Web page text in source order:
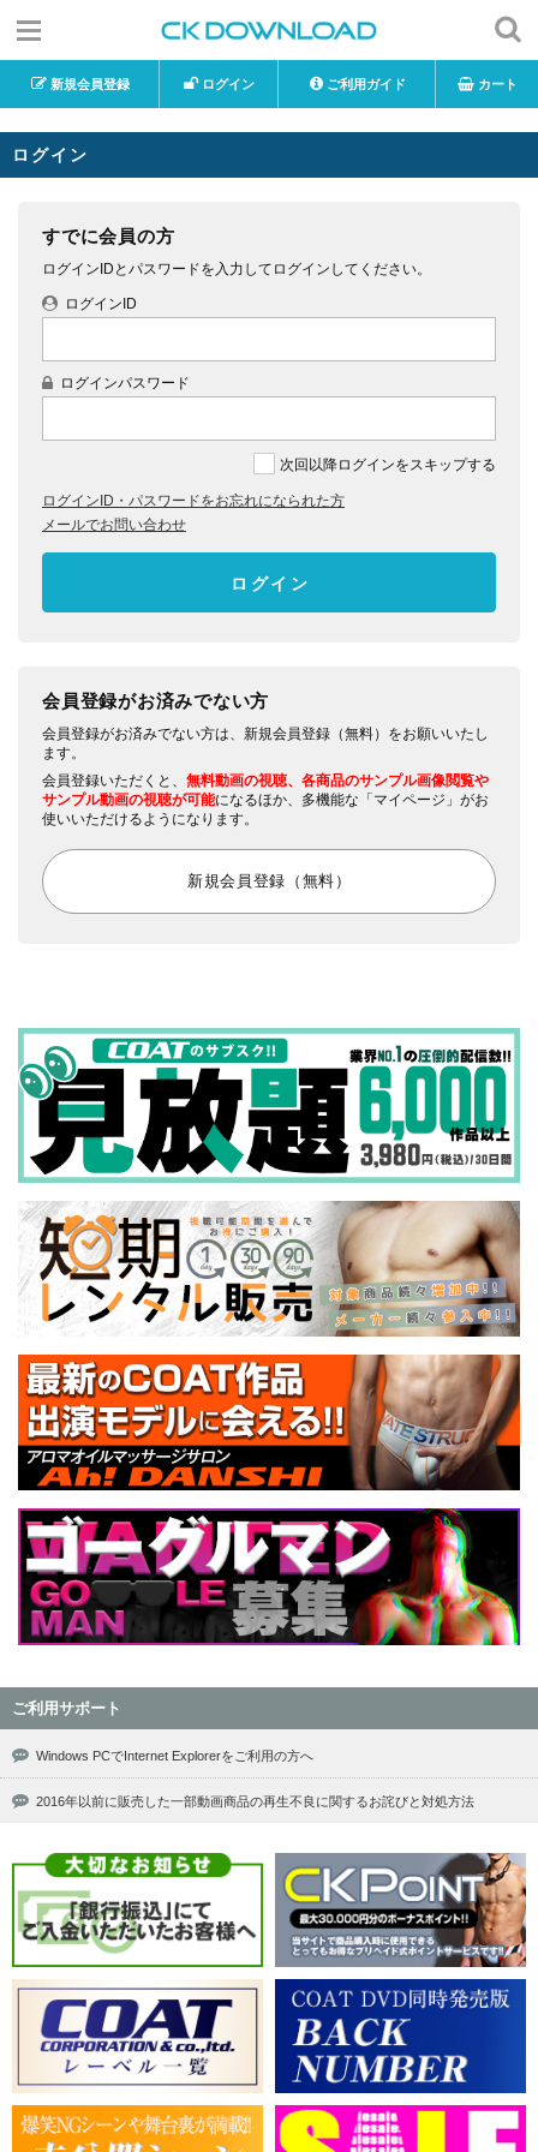
新規会員登録 ログイン ご利用ガイド カート
ログイン
すでに会員の方
ログインIDとパスワードを入力してログインしてください。
ログインID
ログインパスワード
次回以降ログインをスキップする
ログインID・パスワードをお忘れになられた方
メールでお問い合わせ
会員登録がお済みでない方
会員登録がお済みでない方は、新規会員登録（無料）をお願いいたし
ます。
会員登録いただくと、 無料動画の視聴、各商品のサンプル画像閲覧や
サンプル動画の視聴が可能になるほか、多機能な「マイページ」がお
使いいただけるようになります。
ご利用サポート
Windows PCでInternet Explorerをご利用の方へ
2016年以前に販売した一部動画商品の再生不良に関するお詫びと対処方法